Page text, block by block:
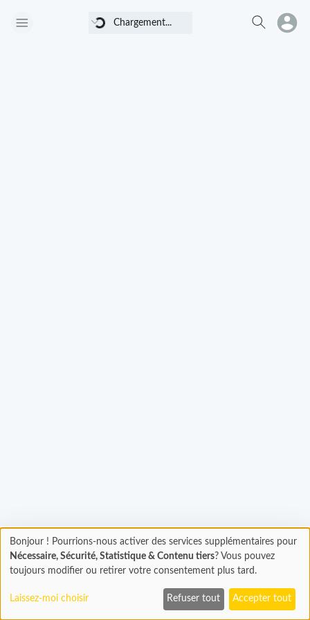
Chargement... Chargement...
Chargement
En cours...
Bonjour ! Pourrions-nous activer des services supplémentaires pour
Nécessaire, Sécurité, Statistique & Contenu tiers? Vous pouvez
toujours modifier ou retirer votre consentement plus tard.
Laissez-moi choisir Refuser tout Accepter tout